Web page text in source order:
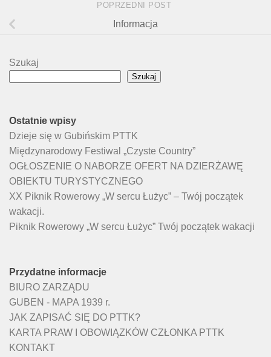
POPRZEDNI POST
Informacja
Szukaj
Szukaj
Ostatnie wpisy
Dzieje się w Gubińskim PTTK
Międzynarodowy Festiwal „Czyste Country”
OGŁOSZENIE O NABORZE OFERT NA DZIERŻAWĘ
OBIEKTU TURYSTYCZNEGO
XX Piknik Rowerowy „W sercu Łużyc” – Twój początek
wakacji.
Piknik Rowerowy „W sercu Łużyc” Twój początek wakacji
Przydatne informacje
BIURO ZARZĄDU
GUBEN - MAPA 1939 r.
JAK ZAPISAĆ SIĘ DO PTTK?
KARTA PRAW I OBOWIĄZKÓW CZŁONKA PTTK
KONTAKT